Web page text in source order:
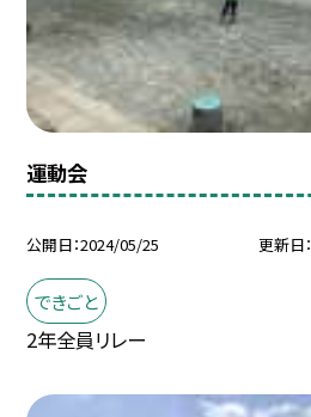
運動会
公開日 2024/05/25 更新日
できごと
2年全員リレー